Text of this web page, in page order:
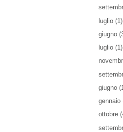
luglio (1)
giugno
luglio (1)
giugno
gennaio
ottobre